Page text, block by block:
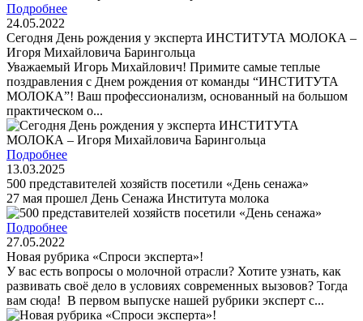
Подробнее
24.05.2022
Сегодня День рождения у эксперта ИНСТИТУТА МОЛОКА –
Игоря Михайловича Барингольца
Уважаемый Игорь Михайлович! Примите самые теплые
поздравления с Днем рождения от команды “ИНСТИТУТА
МОЛОКА”! Ваш профессионализм, основанный на большом
практическом о...
Подробнее
13.03.2025
500 представителей хозяйств посетили «День сенажа»
27 мая прошел День Cенажа Института молока
Подробнее
27.05.2022
Новая рубрика «Спроси эксперта»!
У вас есть вопросы о молочной отрасли? Хотите узнать, как
развивать своё дело в условиях современных вызовов? Тогда
вам сюда! В первом выпуске нашей рубрики эксперт с...